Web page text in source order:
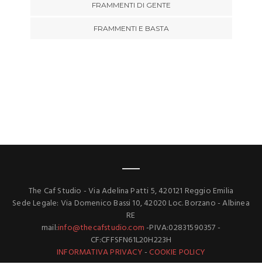
FRAMMENTI DI GENTE
FRAMMENTI E BASTA
The Caf Studio - Via Adelina Patti 5, 420121 Reggio Emilia
Sede Legale: Via Domenico Bassi 10, 42020 Loc. Borzano - Albinea
RE
mail:info@thecafstudio.com-PIVA:02831590357 -
CF:CFFSFN61L20H223H
INFORMATIVA PRIVACY-COOKIE POLICY